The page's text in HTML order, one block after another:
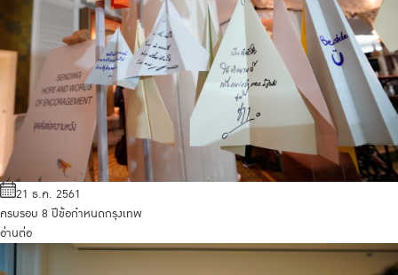
21 ธ.ค. 2561
ครบรอบ 8 ปีข้อกำหนดกรุงเทพ
อ่านต่อ